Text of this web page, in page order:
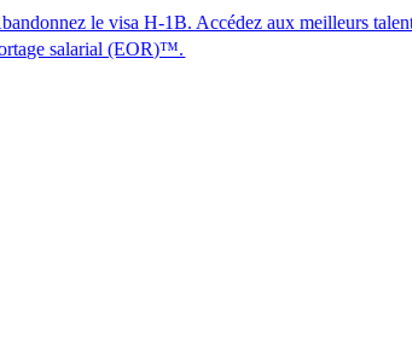
visa H-1B. Accédez aux meilleurs talents avec G-P
(EOR)™.​​